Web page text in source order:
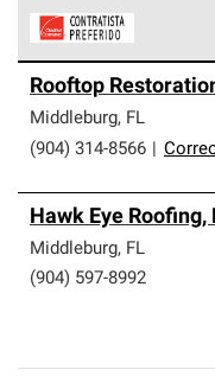
parte de una red
que cumplen con
de profesionalismo y
Rooftop
Middleburg, FL
(904) 314-8566
Hawk Eye Roofing,
Middleburg, FL
(904) 597-8992